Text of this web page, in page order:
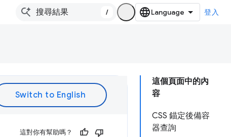
/ 登入
這個頁面中的內
容
CSS 錨定後備容
器查詢
這對你有幫助嗎？